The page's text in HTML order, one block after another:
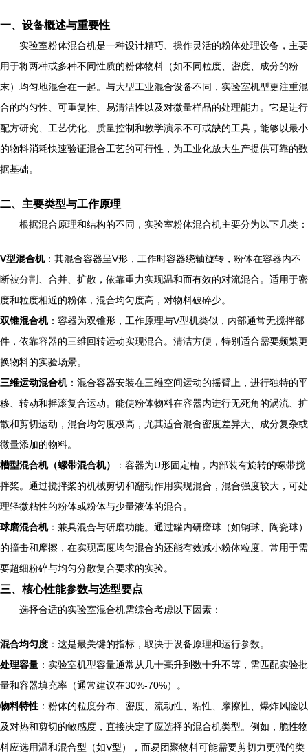
一、设备概述与重要性
实验室粉体混合机是一种设计精巧、操作灵活的粉体处理设备，主要
用于将两种或多种不同性质的粉体物料（如不同粒度、密度、成分的粉
末）均匀地混合在一起。与大型工业混合设备不同，实验室机型更注重混
合的均匀性、可重复性、易清洁性以及对微量样品的处理能力。它是进行
配方研究、工艺优化、质量控制和教学演示不可或缺的工具，能够以最小
的物料消耗快速验证混合工艺的可行性，为工业化放大生产提供可靠的数
据基础。
二、主要类型与工作原理
根据混合原理和结构的不同，实验室粉体混合机主要分为以下几类：
V型混合机：其混合容器呈V形，工作时容器绕轴旋转，粉体在容器内不
断被分割、合并、扩散，依靠重力实现温和而有效的对流混合。适用于密
度和粒度相近的粉体，混合均匀度高，对物料破碎少。
双锥混合机：容器为双锥形，工作原理与V型机类似，内部通常无搅拌部
件，依靠容器的三维回转运动实现混合。清洁方便，特别适合需要频繁更
换物料的实验场景。
三维运动混合机：混合容器安装在三维空间运动的摇臂上，进行独特的平
移、转动和摇滚复合运动。能使粉体物料在容器内进行无死角的涡流、扩
散和剪切运动，混合均匀度极高，尤其适合混合密度差异大、成分复杂或
微量添加的物料。
槽型混合机（螺带混合机）
：容器为U形固定槽，内部装有旋转的螺带搅
拌桨。通过搅拌桨的机械剪切和翻动作用实现混合，混合强度较大，可处
理轻微粘性的粉体或粉体与少量液体的混合。
球磨混合机：兼具混合与研磨功能。通过罐内研磨球（如钢球、陶瓷球）
的撞击和摩擦，在实现高度均匀混合的还能有效减小粉体粒度。常用于需
要超细粉碎与均匀分散复合要求的实验。
三、核心性能参数与选型要点
选择合适的实验室混合机需综合考虑以下因素：
混合均匀度 ：这是最关键的指标，取决于设备原理和运行参数。
处理容量 ：实验室机型容量通常从几十毫升到数十升不等，需匹配实验批
量和容器填充率（通常建议在30%-70%）。
物料特性 ：粉体的粒度分布、密度、流动性、粘性、摩擦性、爆炸风险以
及对热和剪切的敏感度，直接决定了应选择的混合机类型。例如，脆性物
料应选用温和混合型（如V型），而易团聚物料可能需要剪切力更强的类